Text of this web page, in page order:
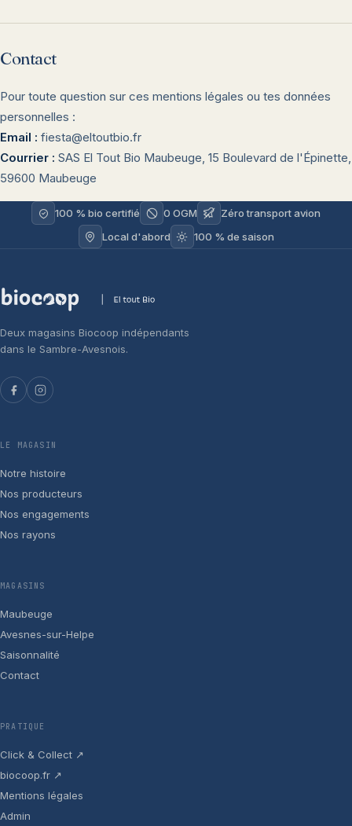
Contact
Pour toute question sur ces mentions légales ou tes données
personnelles :
Email : fiesta@eltoutbio.fr
Courrier : SAS El Tout Bio Maubeuge, 15 Boulevard de l'Épinette,
59600 Maubeuge
100 % bio certifié 0 OGM
Zéro transport avion
Local d'abord
100 % de saison
Deux magasins Biocoop indépendants
dans le Sambre-Avesnois.
LE MAGASIN
Notre histoire
Nos producteurs
Nos engagements
Nos rayons
MAGASINS
Maubeuge
Avesnes-sur-Helpe
Saisonnalité
Contact
PRATIQUE
Click & Collect ↗
biocoop.fr ↗
Mentions légales
Admin